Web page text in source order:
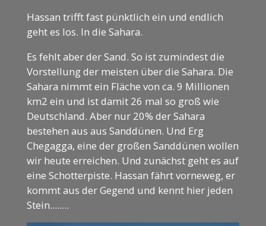
Hassan trifft fast pünktlich ein und endlich
geht es los. In die Sahara.
Es fehlt aber der Sand. So ist zumindest die
Vorstellung der meisten über die Sahara. Die
Sahara nimmt ein Fläche von ca. 9 Millionen
km2 ein und ist damit 26 mal so groß wie
Deutschland. Aber nur 20% der Sahara
bestehen aus aus Sanddünen. Und Erg
Chegagga, eine der großen Sanddünen wollen
wir heute erreichen. Und zunächst geht es auf
eine Schotterpiste. Hassan fährt vorneweg, er
kommt aus der Gegend und kennt hier jeden
Stein........